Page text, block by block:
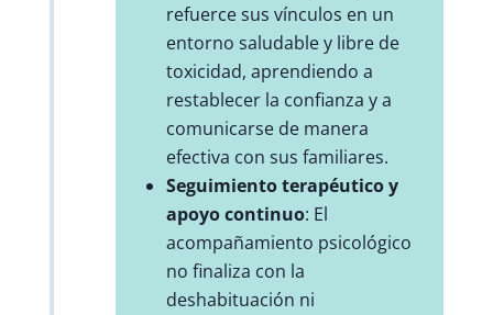
refuerce sus vínculos en un
entorno saludable y libre de
toxicidad, aprendiendo a
restablecer la confianza y a
comunicarse de manera
efectiva con sus familiares.
Seguimiento terapéutico y
apoyo continuo: El
acompañamiento psicológico
no finaliza con la
deshabituación ni